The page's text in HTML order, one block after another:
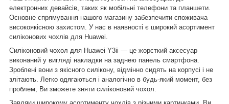
електронних девайсів, таких як мобільні телефони та планшети.
Основне спрямування нашого магазину забезпечити споживача
високоякісною захистом. У нас в наявності є широкий асортимент
силіконових чохлів для Huawei.
Силіконовий чохол для Huawei Y3ii ― це жорсткий аксесуар
виконаний у вигляді накладки на заднею панель смартфона.
Зроблені вони з якісного силікону, відмінно сидять на корпусі і не
злітають. Легко одягаються і аналогічно в будь-який момент, без
проблем, Ви зможете зняти силіконовий чохол.